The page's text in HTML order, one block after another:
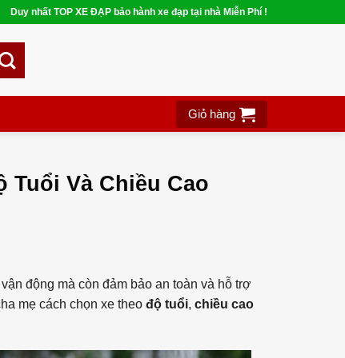
Duy nhất TOP XE ĐẠP bảo hành xe đạp tại nhà Miễn Phí !
Giỏ hàng
Tuổi Và Chiều Cao
động mà còn đảm bảo an toàn và hỗ trợ
mẹ cách chọn xe theo độ tuổi, chiều cao